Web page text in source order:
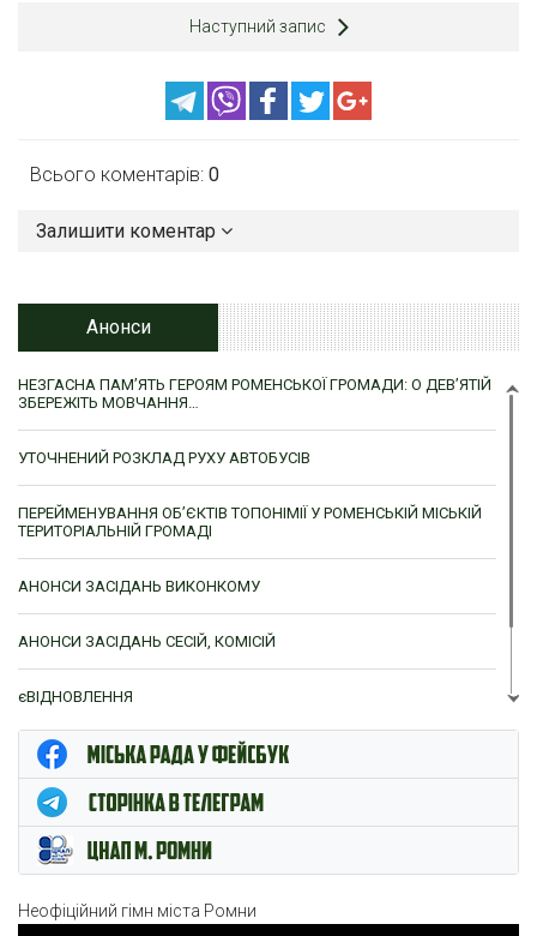
Наступний запис
Всього коментарів: 0
Залишити коментар
Анонси
НЕЗГАСНА ПАМ’ЯТЬ ГЕРОЯМ РОМЕНСЬКОЇ ГРОМАДИ: О ДЕВ’ЯТІЙ
ЗБЕРЕЖІТЬ МОВЧАННЯ…
УТОЧНЕНИЙ РОЗКЛАД РУХУ АВТОБУСІВ
ПЕРЕЙМЕНУВАННЯ ОБ’ЄКТІВ ТОПОНІМІЇ У РОМЕНСЬКІЙ МІСЬКІЙ
ТЕРИТОРІАЛЬНІЙ ГРОМАДІ
АНОНСИ ЗАСІДАНЬ ВИКОНКОМУ
АНОНСИ ЗАСІДАНЬ СЕСІЙ, КОМІСІЙ
єВІДНОВЛЕННЯ
ЦНАП м. Ромни
Неофіційний гімн міста Ромни